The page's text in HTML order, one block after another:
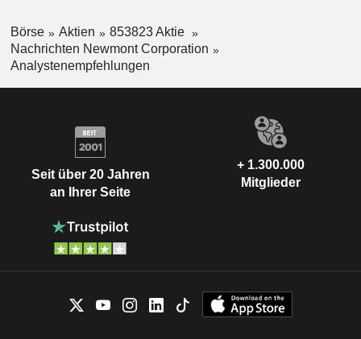
Börse Aktien
853823 Aktie
Nachrichten Newmont Corporation
Analystenempfehlungen
Seit über 20 Jahren
an Ihrer Seite
+ 1.300.000
Mitglieder